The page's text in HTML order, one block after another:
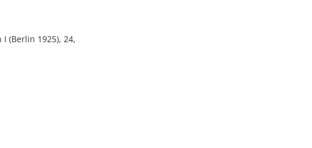
(Berlin 1925), 24,